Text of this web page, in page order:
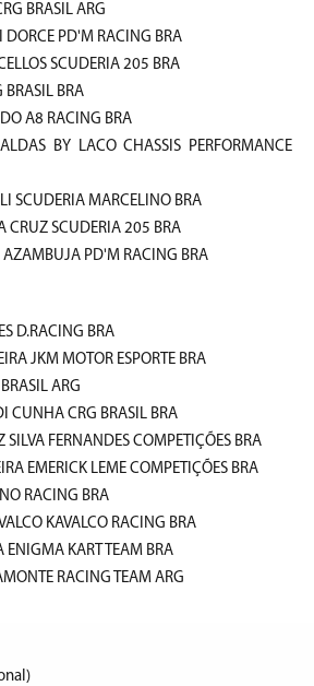
BRASIL ARG
DORCE PD'M RACING BRA
SCUDERIA 205 BRA
BRASIL BRA
A8 RACING BRA
BY LACO CHASSIS PERFORMANCE
SCUDERIA MARCELINO BRA
CRUZ SCUDERIA 205 BRA
AZAMBUJA PD'M RACING BRA
D.RACING BRA
JKM MOTOR ESPORTE BRA
ARG
CUNHA CRG BRASIL BRA
SILVA FERNANDES COMPETIÇÕES BRA
EMERICK LEME COMPETIÇÕES BRA
RACING BRA
KAVALCO RACING BRA
ENIGMA KART TEAM BRA
RACING TEAM ARG